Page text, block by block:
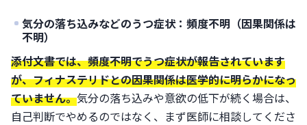
気分の落ち込みなどのうつ症状：頻度不明（因果関係は
不明）
添付文書では、頻度不明でうつ症状が報告されています
が、フィナステリドとの因果関係は医学的に明らかになっ
ていません。気分の落ち込みや意欲の低下が続く場合は、
自己判断でやめるのではなく、まず医師に相談してくださ